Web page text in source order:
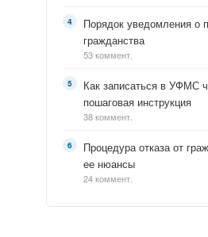
Порядок уведомления о
гражданства
53 коммент.
Как записаться в УФМС
пошаговая инструкция
38 коммент.
Процедура отказа от
ее нюансы
24 коммент.